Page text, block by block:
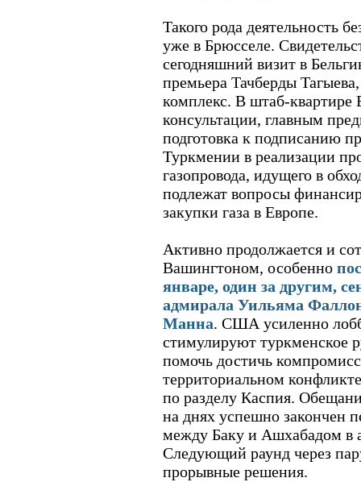
Такого рода деятельность
уже в Брюсселе.
сегодняшний визит в
премьера Тачберды
комплекс. В штаб-
консультации, главным
подготовка к подписанию
Туркмении в реализации
газопровода, идущего в
подлежат вопросы
закупки газа в Европе.
Активно продолжается и
Вашингтоном, особенно
январе, один за другим,
адмирала Уильяма
Манна. США усиленно
стимулируют туркменское
помочь достичь
территориальном
по разделу Каспия.
на днях успешно закончен
между Баку и Ашхабадом в
Следующий раунд через
прорывные решения.